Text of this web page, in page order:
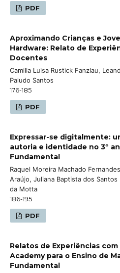
PDF
Aproximando Crianças e
Hardware: Relato de
Docentes
Camilla Luisa Rustick Fanzlau,
Paludo Santos
176-185
PDF
Expressar-se digitalmente:
autoria e identidade no 3º
Fundamental
Raquel Moreira Machado
Araújo, Juliana Baptista dos Santos
da Motta
186-195
PDF
Relatos de Experiências
Academy para o Ensino de
Fundamental